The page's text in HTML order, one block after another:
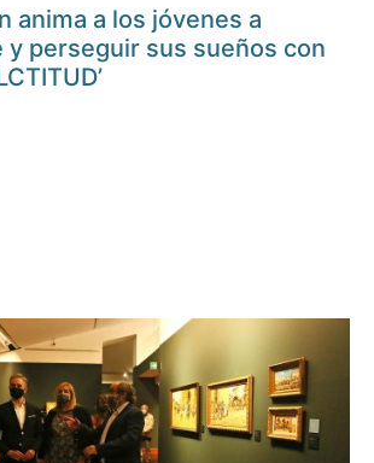
anima a los jóvenes a
y perseguir sus sueños con